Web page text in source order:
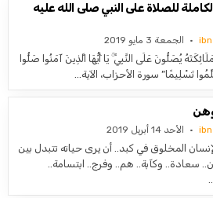
للصلاة على النبي صلى الله عليه
الجمعة 3 مايو 2019
يُصَلُّونَ عَلَى النَّبِيِّ ۚ يَا أَيُّهَا الَّذِينَ آمَنُوا صَلُّوا
تَسْلِيمًا” سورة الأحزاب، الآية…
الأحد 14 أبريل 2019
المخلوق في كبد.. أن يرى حياته تتبدل بين
سعادة.. وكآبة.. هم.. وفرج.. ابتسامة..